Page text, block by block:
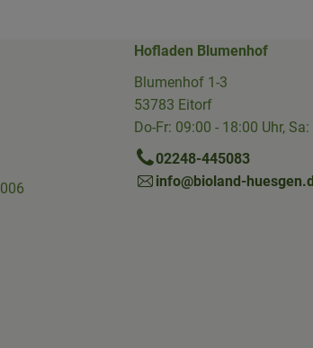
www.instagram.com/die.hofkiste/
www.facebook.com/p/Die-Hofkiste-
Hofladen Blumenhof
Blumenhof 1-3
53783 Eitorf
Do-Fr: 09:00 - 18:00 Uhr,
02248-445083
info@bioland-